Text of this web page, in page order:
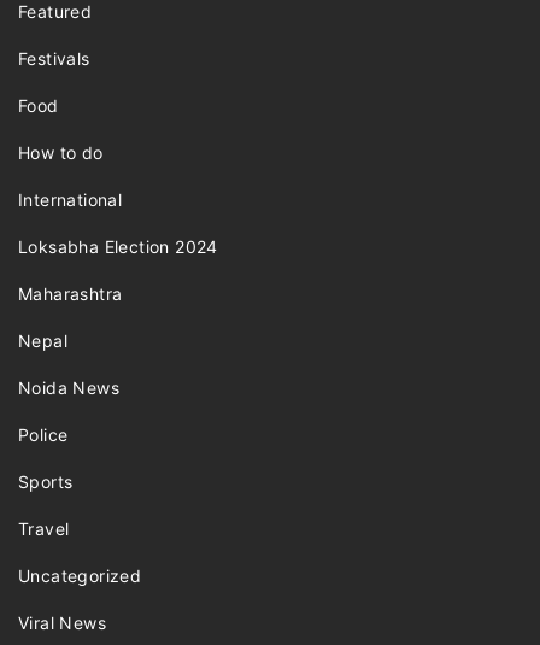
Featured
Festivals
Food
How to do
International
Loksabha Election 2024
Maharashtra
Nepal
Noida News
Police
Sports
Travel
Uncategorized
Viral News